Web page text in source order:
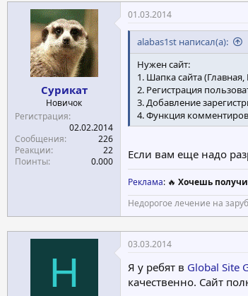
Сурикат
Новичок
Регистрация
02.02.2014
Сообщения
226
Реакции
22
Поинты
0.000
01.03.2014
alabas1st написал(а):
Нужен сайт:
1. Шапка сайта
2. Регистрация
3. Добавление
4. Функция
Если вам еще надо
Реклама: 🔥 Хочешь
Недорогое лечение на
Н
03.03.2014
Я у ребят в Global Site
качественно. Сайт